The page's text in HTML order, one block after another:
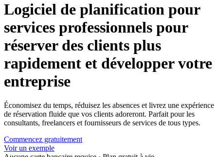
Logiciel de planification pour
services professionnels pour
réserver des clients plus
rapidement et développer votre
entreprise
Économisez du temps, réduisez les absences et livrez une expérience
de réservation fluide que vos clients adoreront. Parfait pour les
consultants, freelancers et fournisseurs de services de tous types.
Commencez gratuitement
Voir un exemple